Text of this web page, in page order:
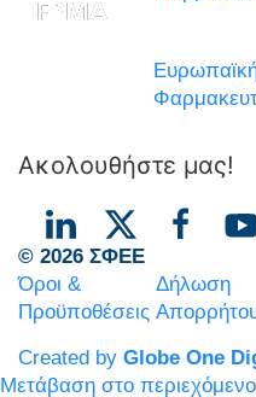
Ακολουθήστε μας!
© 2026 ΣΦΕΕ
Όροι &
Προϋποθέσεις
Δήλωση
Created by Globe One
Μετάβαση στο περιεχόμενο